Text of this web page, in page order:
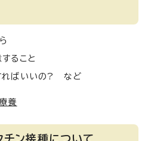
ること
ればいいの? など
養
チン接種について